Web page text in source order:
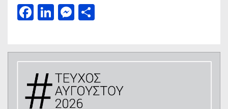
Facebook
LinkedIn
Messenger